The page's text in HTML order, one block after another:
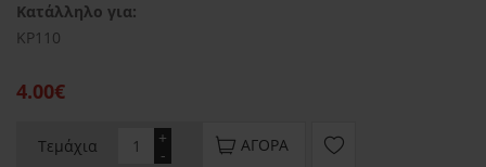
Κατάλληλο για:
KP110
4.00€
Τεμάχια -
+ ΑΓΟΡΆ